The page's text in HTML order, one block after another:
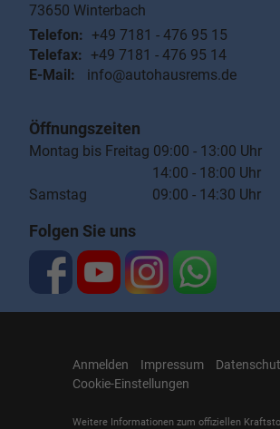
73650 Winterbach
Telefon: +49 7181 - 476 95 15
Telefax: +49 7181 - 476 95 14
E-Mail:
info@autohausrems.de
Öffnungszeiten
Montag bis Freitag 09:00 - 13:00 Uhr
14:00 - 18:00 Uhr
Samstag 09:00 - 14:30 Uhr
Folgen Sie uns
Anmelden Impressum
Cookie-Einstellungen
Weitere Informationen zum offiziellen